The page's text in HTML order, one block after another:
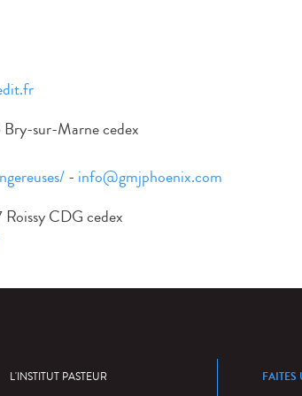
sur-Marne cedex
- info@gmjphoenix.com
CDG cedex
L'INSTITUT PASTEUR